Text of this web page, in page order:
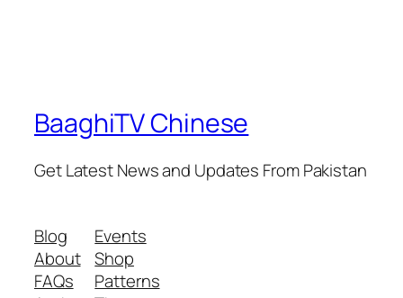
BaaghiTV Chinese
Get Latest News and Updates From Pakistan
Blog
About
FAQs
Events
Shop
Patterns